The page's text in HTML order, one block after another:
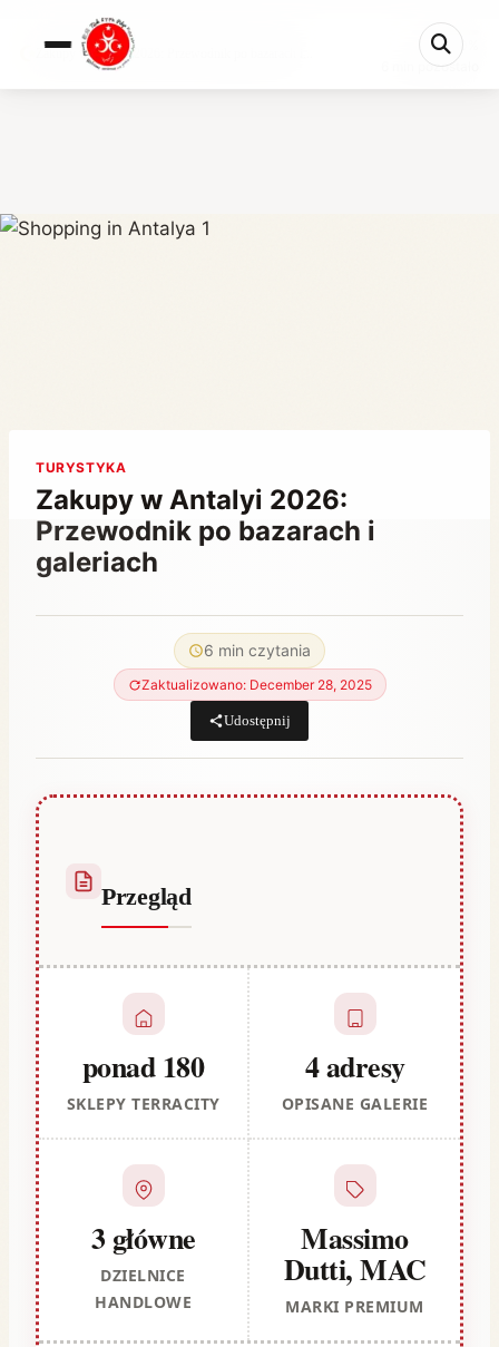
Zakupy w Antalyi 2026: Przewodnik po bazarach i...
6 min pozostało
TURYSTYKA
Zakupy w Antalyi 2026:
Przewodnik po bazarach i
galeriach
6 min czytania
Zaktualizowano: December 28, 2025
Udostępnij
Przegląd
ponad 180
SKLEPY TERRACITY
4 adresy
OPISANE GALERIE
3 główne
DZIELNICE
HANDLOWE
Massimo
Dutti, MAC
MARKI PREMIUM